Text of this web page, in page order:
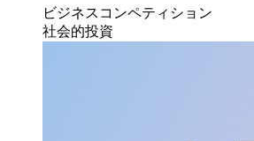
ビジネスコンペティション
社会的投資